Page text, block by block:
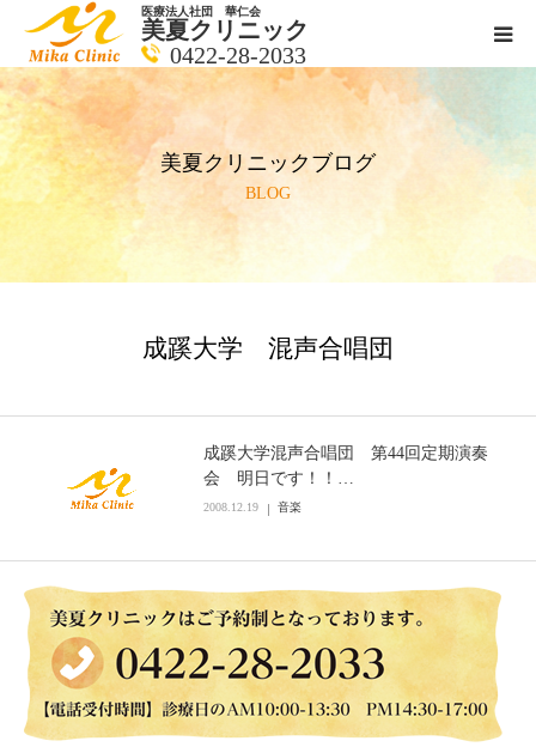
医療法人社団 華仁会
美夏クリニック
0422-28-2033
美夏クリニックブログ
BLOG
成蹊大学 混声合唱団
成蹊大学混声合唱団 第44回定期演奏
会 明日です！！…
2008.12.19 音楽
医師紹介
診療科目
クリニックの紹介
料金一覧 new